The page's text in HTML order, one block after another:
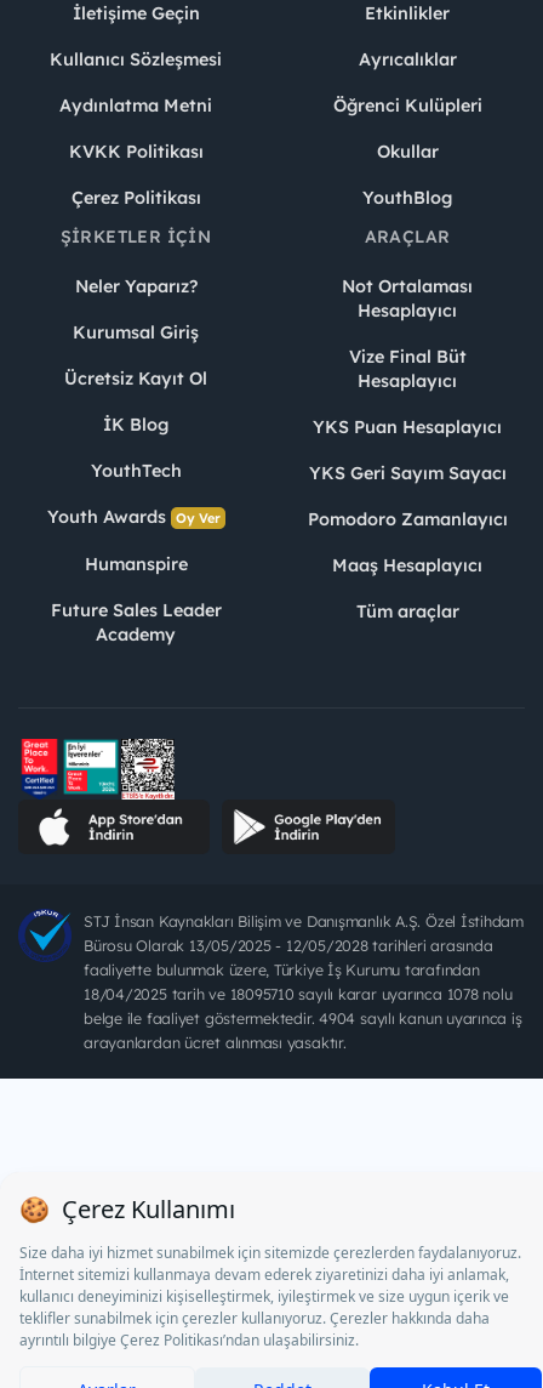
İletişime Geçin
Kullanıcı Sözleşmesi
Aydınlatma Metni
KVKK Politikası
Çerez Politikası
Etkinlikler
Ayrıcalıklar
Öğrenci Kulüpleri
Okullar
YouthBlog
ŞIRKETLER İÇIN
Neler Yaparız?
Kurumsal Giriş
Ücretsiz Kayıt Ol
İK Blog
YouthTech
Youth Awards Oy Ver
Humanspire
Future Sales Leader
Academy
ARAÇLAR
Not Ortalaması
Hesaplayıcı
Vize Final Büt
Hesaplayıcı
YKS Puan Hesaplayıcı
YKS Geri Sayım Sayacı
Pomodoro Zamanlayıcı
Maaş Hesaplayıcı
Tüm araçlar
STJ İnsan Kaynakları Bilişim ve Danışmanlık A.Ş. Özel İstihdam
Bürosu Olarak 13/05/2025 - 12/05/2028 tarihleri arasında
faaliyette bulunmak üzere, Türkiye İş Kurumu tarafından
18/04/2025 tarih ve 18095710 sayılı karar uyarınca 1078 nolu
belge ile faaliyet göstermektedir. 4904 sayılı kanun uyarınca iş
arayanlardan ücret alınması yasaktır.